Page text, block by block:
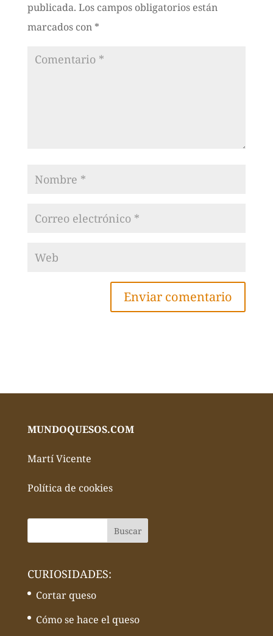
publicada. Los campos obligatorios están
marcados con *
MUNDOQUESOS.COM
Martí Vicente
Política de cookies
CURIOSIDADES:
Cortar queso
Cómo se hace el queso